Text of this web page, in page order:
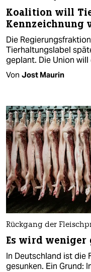
Koalition will
Kennzeichnung
Die
Tierhaltungslabel
geplant. Die Union
Von Jost Maurin
Rückgang der
Es wird weniger
In Deutschland ist die
gesunken. Ein Grund: